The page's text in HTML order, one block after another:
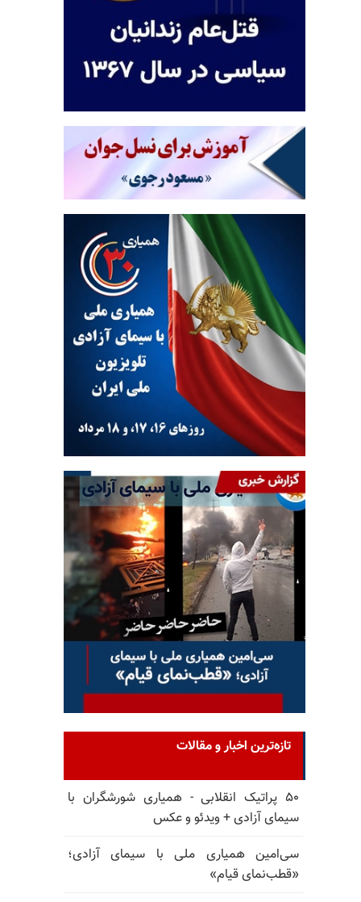
تازه‌ترین اخبار و مقالات
۵۰ پراتیک انقلابی - همیاری شورشگران با
سیمای آزادی + ویدئو و عکس
سی‌امین همیاری ملی با سیمای آزادی؛
«قطب‌نمای قیام»